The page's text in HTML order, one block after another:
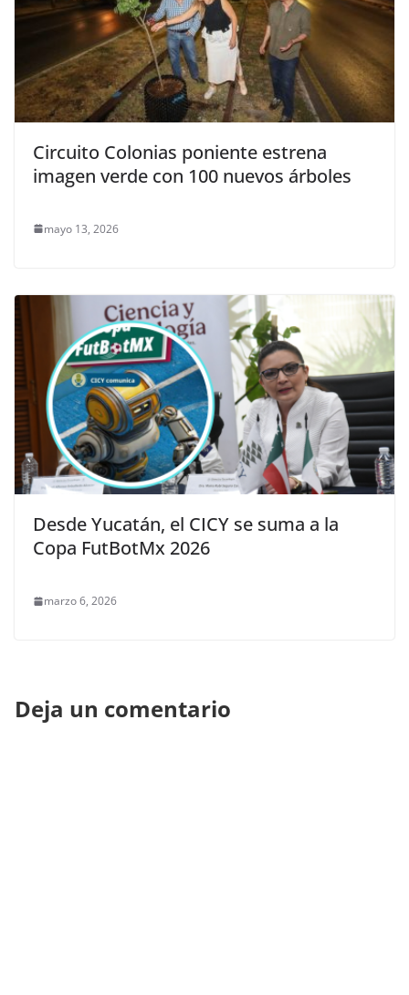
Circuito Colonias poniente estrena
imagen verde con 100 nuevos árboles
mayo 13, 2026
Desde Yucatán, el CICY se suma a la
Copa FutBotMx 2026
marzo 6, 2026
Deja un comentario